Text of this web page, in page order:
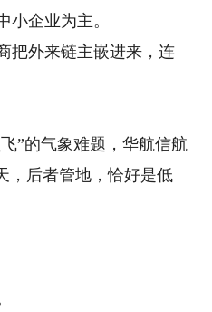
企业为主。
外来链主嵌进来，连
”的气象难题，华航信航
，后者管地，恰好是低